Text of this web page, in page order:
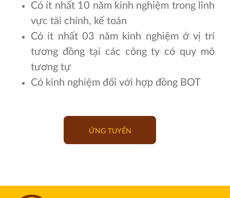
Có ít nhất 10 năm kinh nghiệm trong lĩnh
vực tài chính, kế toán
Có ít nhất 03 năm kinh nghiệm ở vị trí
tương đồng tại các công ty có quy mô
tương tự
Có kinh nghiệm đối với hợp đồng BOT
ỨNG TUYỂN